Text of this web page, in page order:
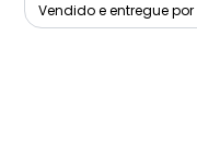
Vendido e entregue por